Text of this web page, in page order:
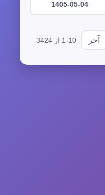
1405-05-04
آخر 1-10 از 3424